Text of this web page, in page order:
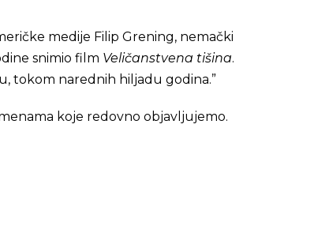
medije Filip Grening, nemački
snimio film Veličanstvena tišina.
tokom narednih hiljadu godina.”
koje redovno objavljujemo.